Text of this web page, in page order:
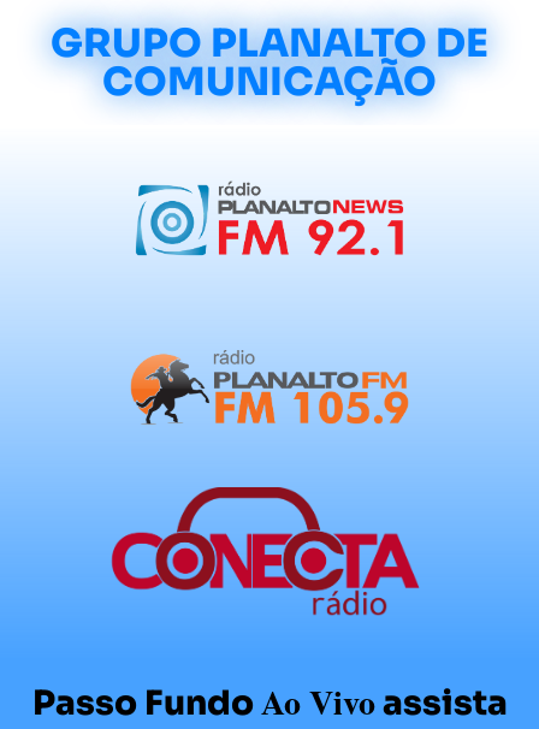
GRUPO PLANALTO DE
COMUNICAÇÃO
Passo FundoAo Vivoassista